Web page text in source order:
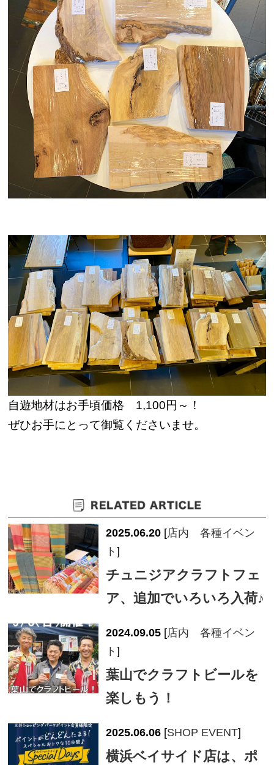
自遊地材はお手頃価格 1,100円～！
ぜひお手にとって御覧くださいませ。
2025.06.20 [店内 各種イベン
ト]
チュニジアクラフトフェ
ア、追加でいろいろ入荷♪
2024.09.05 [店内 各種イベン
ト]
葉山でクラフトビールを
楽しもう！
2025.06.06 [SHOP EVENT]
横浜ベイサイド店は、ポ